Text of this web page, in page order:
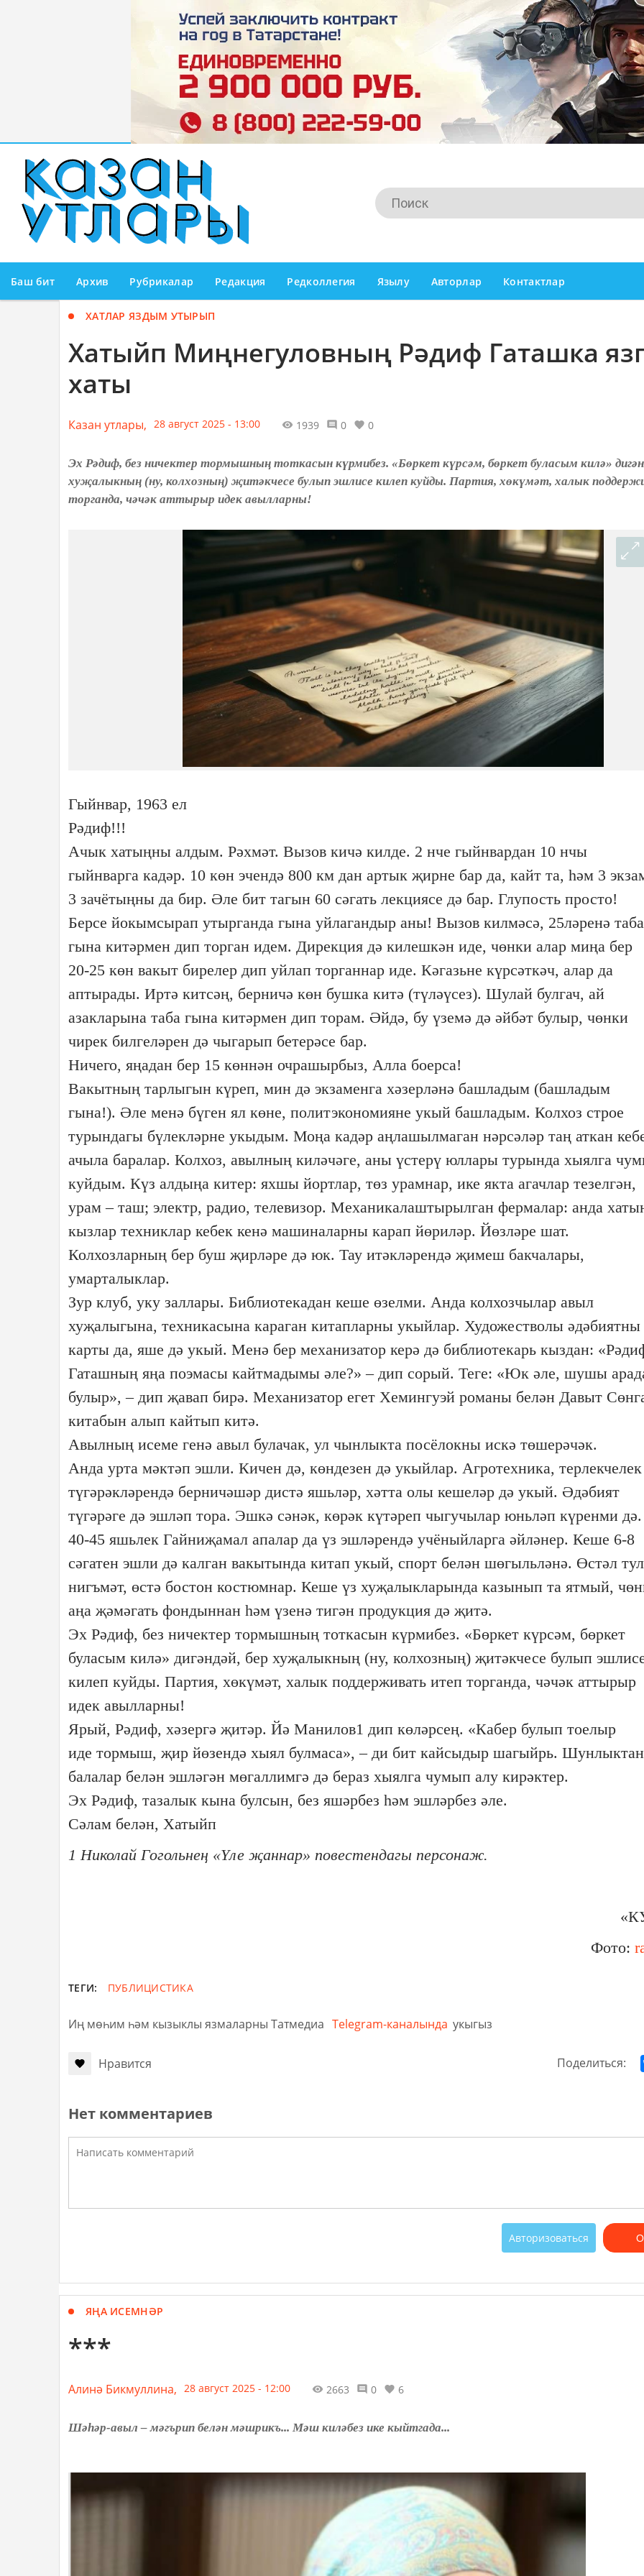
Баш бит Архив Рубрикалар Редакция Редколлегия Язылу Авторлар Контактлар
ХАТЛАР ЯЗДЫМ УТЫРЫП
Хатыйп Миңнегуловның Рәдиф Гаташка
хаты
Казан утлары, 28 август 2025 - 13:00 1939 0 0
Эх Рәдиф, без ничектер тормышның тоткасын күрмибез. «Бөркет күрсәм, бөркет буласым килә»
хуҗалыкның (ну, колхозның) җитәкчесе булып эшлисе килеп куйды. Партия, хөкүмәт, халык
торганда, чәчәк аттырыр идек авылларны!
Гыйнвар, 1963 ел
Рәдиф!!!
Ачык хатыңны алдым. Рәхмәт. Вызов кичә килде. 2 нче гыйнвардан 10 нчы
гыйнварга кадәр. 10 көн эчендә 800 км дан артык җирне бар да, кайт та, һәм 3
3 зачётыңны да бир. Әле бит тагын 60 сәгать лекциясе дә бар. Глупость просто!
Берсе йокымсырап утырганда гына уйлагандыр аны! Вызов килмәсә, 25ләренә таба
гына китәрмен дип торган идем. Дирекция дә килешкән иде, чөнки алар миңа бер
20-25 көн вакыт бирелер дип уйлап торганнар иде. Кәгазьне күрсәткәч, алар да
аптырады. Иртә китсәң, берничә көн бушка китә (түләүсез). Шулай булгач, ай
азакларына таба гына китәрмен дип торам. Әйдә, бу үземә дә әйбәт булыр, чөнки
чирек билгеләрен дә чыгарып бетерәсе бар.
Ничего, яңадан бер 15 көннән очрашырбыз, Алла боерса!
Вакытның тарлыгын күреп, мин дә экзаменга хәзерләнә башладым (башладым
гына!). Әле менә бүген ял көне, политэкономияне укый башладым. Колхоз строе
турындагы бүлекләрне укыдым. Моңа кадәр аңлашылмаган нәрсәләр таң аткан
ачыла баралар. Колхоз, авылның киләчәге, аны үстерү юллары турында хыялга
куйдым. Күз алдыңа китер: яхшы йортлар, төз урамнар, ике якта агачлар тезелгән,
урам – таш; электр, радио, телевизор. Механикалаштырылган фермалар: анда
кызлар техниклар кебек кенә машиналарны карап йөриләр. Йөзләре шат.
Колхозларның бер буш җирләре дә юк. Тау итәкләрендә җимеш бакчалары,
умарталыклар.
Зур клуб, уку заллары. Библиотекадан кеше өзелми. Анда колхозчылар авыл
хуҗалыгына, техникасына караган китапларны укыйлар. Художестволы әдәбиятны
карты да, яше дә укый. Менә бер механизатор керә дә библиотекарь кыздан:
Гаташның яңа поэмасы кайтмадымы әле?» – дип сорый. Теге: «Юк әле, шушы
булыр», – дип җавап бирә. Механизатор егет Хемингуэй романы белән Давыт
китабын алып кайтып китә.
Авылның исеме генә авыл булачак, ул чынлыкта посёлокны искә төшерәчәк.
Анда урта мәктәп эшли. Кичен дә, көндезен дә укыйлар. Агротехника, терлекчелек
түгәрәкләрендә берничәшәр дистә яшьләр, хәтта олы кешеләр дә укый. Әдәбият
түгәрәге дә эшләп тора. Эшкә сәнәк, көрәк күтәреп чыгучылар юньләп күренми дә.
40-45 яшьлек Гайниҗамал апалар да үз эшләрендә учёныйларга әйләнер. Кеше 6-8
сәгатен эшли дә калган вакытында китап укый, спорт белән шөгыльләнә. Өстәл
нигъмәт, өстә бостон костюмнар. Кеше үз хуҗалыкларында казынып та ятмый,
аңа җәмәгать фондыннан һәм үзенә тигән продукция дә җитә.
Эх Рәдиф, без ничектер тормышның тоткасын күрмибез. «Бөркет күрсәм, бөркет
буласым килә» дигәндәй, бер хуҗалыкның (ну, колхозның) җитәкчесе булып
килеп куйды. Партия, хөкүмәт, халык поддерживать итеп торганда, чәчәк аттырыр
идек авылларны!
Ярый, Рәдиф, хәзергә җитәр. Йә Манилов1 дип көләрсең. «Кабер булып тоелыр
иде тормыш, җир йөзендә хыял булмаса», – ди бит кайсыдыр шагыйрь. Шунлыктан
балалар белән эшләгән мөгаллимгә дә бераз хыялга чумып алу кирәктер.
Эх Рәдиф, тазалык кына булсын, без яшәрбез һәм эшләрбез әле.
Сәлам белән, Хатыйп
1 Николай Гогольнең «Үле җаннар» повестендагы персонаж.
Фото:
ТЕГИ: ПУБЛИЦИСТИКА
Иң мөһим һәм кызыклы язмаларны Татмедиа Telegram-каналында укыгыз
Нравится Поделиться:
Нет комментариев
Авторизоваться
ЯҢА ИСЕМНӘР
***
Алинә Бикмуллина, 28 август 2025 - 12:00 2663 0 6
Шәһәр-авыл – мәгърип белән мәшрикъ... Мәш киләбез ике кыйтгада...